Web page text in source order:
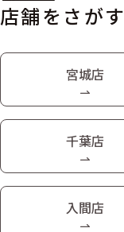
店舗をさがす
宮城店
千葉店
入間店